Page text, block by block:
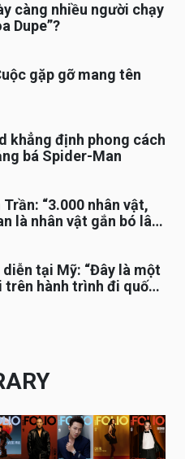
càng nhiều người chạy
Dupe”?
gặp gỡ mang tên
khẳng định phong cách
bá Spider-Man
“3.000 nhân vật,
là nhân vật gắn bó lâu
tại Mỹ: “Đây là một
hành trình đi quốc